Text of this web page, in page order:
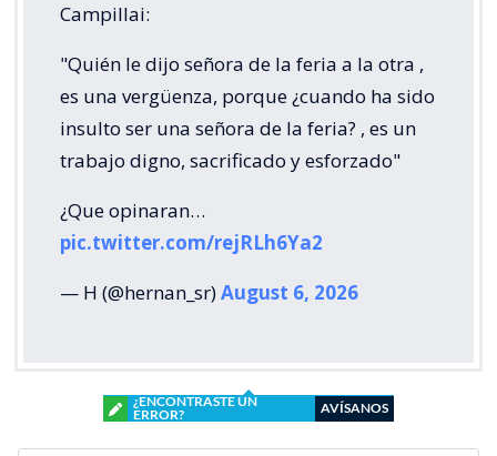
Campillai:
"Quién le dijo señora de la feria a la otra ,
es una vergüenza, porque ¿cuando ha sido
insulto ser una señora de la feria? , es un
trabajo digno, sacrificado y esforzado"
¿Que opinaran…
pic.twitter.com/rejRLh6Ya2
— H (@hernan_sr)August 6, 2026
¿ENCONTRASTE UN
ERROR?
AVÍSANOS